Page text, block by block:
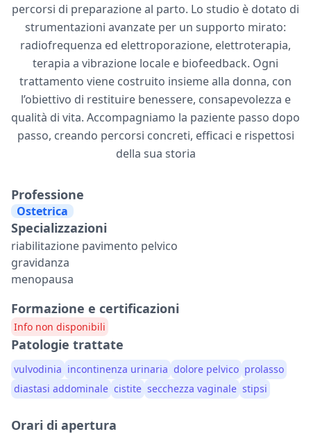
percorsi di preparazione al parto. Lo studio è dotato di
strumentazioni avanzate per un supporto mirato:
radiofrequenza ed elettroporazione, elettroterapia,
terapia a vibrazione locale e biofeedback. Ogni
trattamento viene costruito insieme alla donna, con
l’obiettivo di restituire benessere, consapevolezza e
qualità di vita. Accompagniamo la paziente passo dopo
passo, creando percorsi concreti, efficaci e rispettosi
della sua storia
Professione
Ostetrica
Specializzazioni
riabilitazione pavimento pelvico
gravidanza
menopausa
Formazione e certificazioni
Info non disponibili
Patologie trattate
vulvodinia incontinenza urinaria dolore pelvico prolasso
diastasi addominale cistite secchezza vaginale stipsi
Orari di apertura